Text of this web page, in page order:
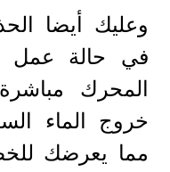
وعليك أيضا
في حالة عمل
المحرك
خروج الماء
مما يعرضك